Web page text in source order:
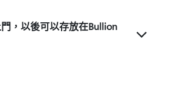
，以後可以存放在Bullion